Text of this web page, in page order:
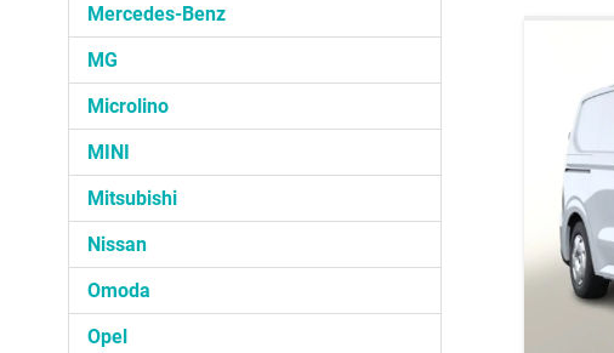
Mercedes-Benz
MG
Microlino
MINI
Mitsubishi
Nissan
Omoda
Opel